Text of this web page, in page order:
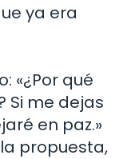
ya era
«¿Por qué
Si me dejas
en paz.»
propuesta,